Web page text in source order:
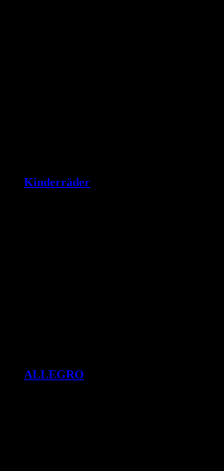
Kinderräder
ALLEGRO